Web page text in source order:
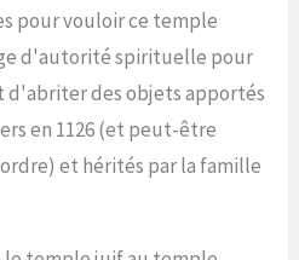
pour vouloir ce temple
d'autorité spirituelle pour
d'abriter des objets apportés
en 1126 (et peut-être
et hérités par la famille